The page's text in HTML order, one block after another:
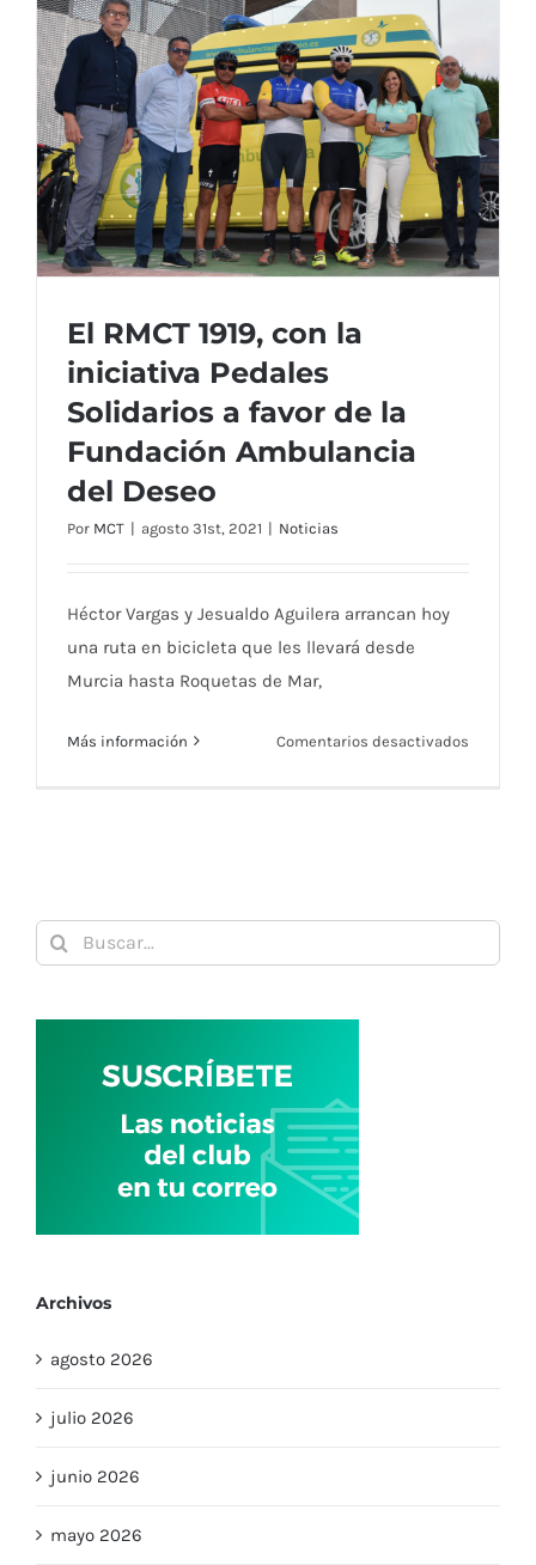
El RMCT 1919, con la iniciativa Pedales
Solidarios a favor de la Fundación
El RMCT 1919, con la
iniciativa Pedales
Solidarios a favor de la
Fundación Ambulancia
del Deseo
Por MCT | agosto 31st, 2021 | Noticias
Héctor Vargas y Jesualdo Aguilera arrancan hoy
una ruta en bicicleta que les llevará desde
Murcia hasta Roquetas de Mar,
Más información Comentarios desactivados
Buscar:
Archivos
agosto 2026
julio 2026
junio 2026
mayo 2026